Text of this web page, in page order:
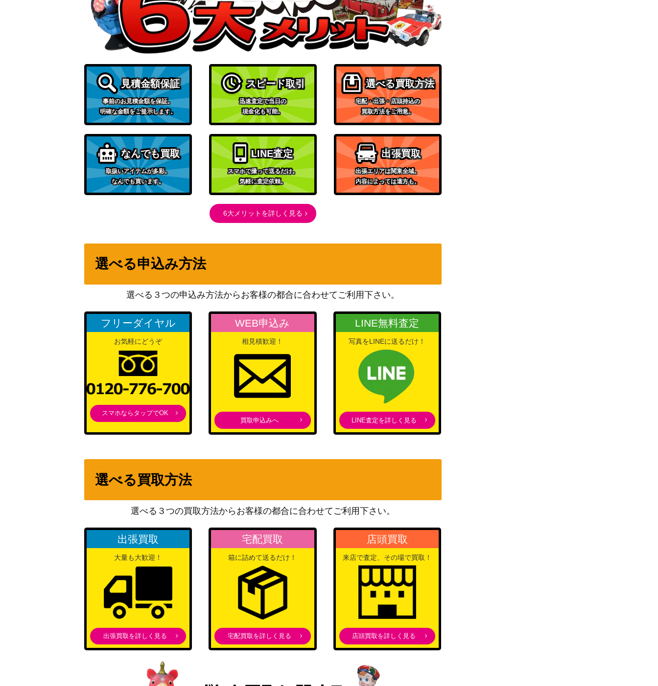
閃刀姫-ハヤテ(別イラストVer.) (QCSE/25th)【QCAC-JP009】
（QUARTER CENTURY
ART COLLECTION）
5,500
レッドアイズ・ブラックフルメタルドラゴン（QCSE/25th）
【ROTA-JP005】
コナミ
（RAGE OF THE ABYSS）
1,800
人造人間-サイコ・ショッカー（UL）【308-057】
コナミ
（天空の聖域）
4,500
清冽の水霊使いエリア(20thシークレット）ETCO
KONAMI
（ETERNITY CODE）
32,000
鉄獣戦線 凶鳥のシュライグ(プリズマティック）PHRA
KONAMI
（PHANTOM RAGE）
2,200
魔界劇団のゲネプロ（PSE）【PHHY-JP063】
コナミ
（PHOTON
HYPERNOVA）
1,000
コナミ
（BURST OF DESTINY）
CHRONICLE 2023）
ポワソニエル・ド・ヌーベルズ（QCSE/25th）【AGOV-JP01
9】
天霆號アーゼウス(シークレット）PHRA
KONAMI
（PHANTOM RAGE）
遊戯王 ヴァレルロード・S・ドラゴン（20thｼｰｸﾚｯﾄ）SAST KONAMI 7,000
超伝導恐獣（UL）【SD09-JPS01】
コナミ
1,000
CNo.32 海咬龍シャーク・ドレイク・バイス（QCSE/25th）
【ROTA-JPS01】
コナミ
（RAGE OF THE ABYSS）
覇王龍ズァーク（QCSE/25th）【AGOV-JPS01】
黒魔女ディアベルスター(別イラストVer.) (QCSE/25th)【QCA
（QUARTER CENTURY
ART COLLECTION）
10,000
光の創造神 ホルアクティ（UR）【YGOPR-JP001】
（プレゼントキャンペー
（AGE OF OVERLORD）
コナミ
ブラック・マジシャン・ガール（UR）【HC01-JP003】
（HISTORY ARCHIVE
ヴァリアント・シャーク・ランサー（20thSE）【ETCO-JP04
礫岩の霊長-コングレード（20thSE）【CHIM-JP024】
篝火（SE）【AC03-JP006】
コナミ
（ANIMATION
2,600
黒魔女ディアベルスター（UL/レリーフ）【AGOV-JP006】
（AGE OF OVERLORD）
見積金額保証
事前のお見積金額を保証。
明確な金額をご提示します。
スピード取引
迅速査定で当日の
現金化も可能。
選べる買取方法
宅配・出張・店頭持込の
買取方法をご用意。
なんでも買取
取扱いアイテムが多彩。
なんでも買います。
LINE査定
スマホで撮って送るだけ。
気軽に査定依頼。
出張買取
出張エリアは関東全域。
内容によっては遠方も。
6大メリットを詳しく見る
選べる申込み方法
選べる３つの申込み方法からお客様の都合に合わせてご利用下さい。
フリーダイヤル
お気軽にどうぞ
スマホならタップでOK
WEB申込み
相見積歓迎！
買取申込みへ
LINE無料査定
写真をLINEに送るだけ！
LINE査定を詳しく見る
選べる買取方法
選べる３つの買取方法からお客様の都合に合わせてご利用下さい。
出張買取
大量も大歓迎！
出張買取を詳しく見る
宅配買取
箱に詰めて送るだけ！
宅配買取を詳しく見る
店頭買取
来店で査定、その場で買取！
店頭買取を詳しく見る